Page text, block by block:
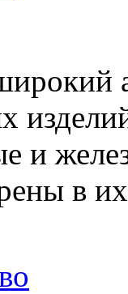
и
в их